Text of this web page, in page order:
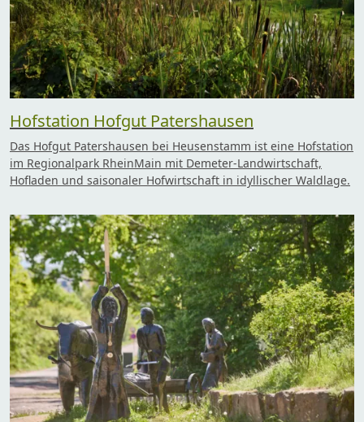
Hofstation Hofgut Patershausen
Das Hofgut Patershausen bei Heusenstamm ist eine Hofstation
im Regionalpark RheinMain mit Demeter-Landwirtschaft,
Hofladen und saisonaler Hofwirtschaft in idyllischer Waldlage.